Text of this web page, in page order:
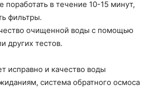
поработать в течение 10-15 минут,
фильтры.
очищенной воды с помощью
других тестов.
исправно и качество воды
система обратного осмоса